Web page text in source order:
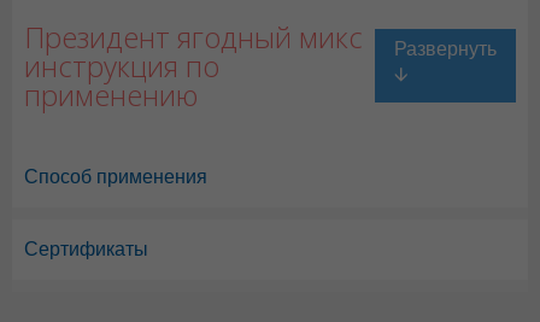
Президент ягодный микс
инструкция по
применению
Способ применения
Сертификаты